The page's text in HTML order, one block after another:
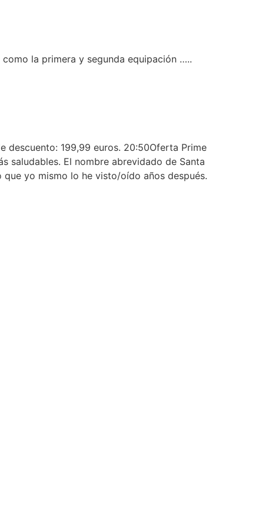
la primera y segunda equipación …..
descuento: 199,99 euros. 20:50Oferta Prime
saludables. El nombre abrevidado de Santa
que yo mismo lo he visto/oído años después.